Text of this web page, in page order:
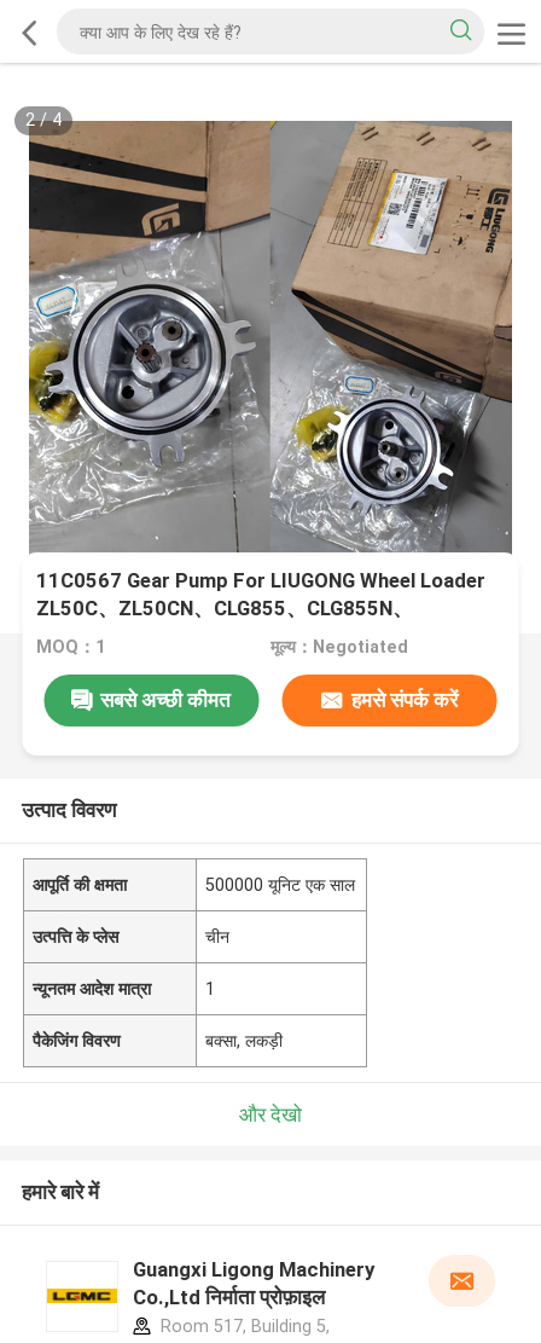
2/4
11C0567 Gear Pump For LIUGONG Wheel Loader
ZL50C、ZL50CN、CLG855、CLG855N、
CLG856、CLG856H、CLG856III
MOQ：1 मूल्य：Negotiated
सबसे अच्छी कीमत हमसे संपर्क करें
उत्पाद विवरण
आपूर्ति की क्षमता 500000 यूनिट एक साल
उत्पत्ति के प्लेस चीन
न्यूनतम आदेश मात्रा 1
पैकेजिंग विवरण बक्सा, लकड़ी
और देखो
हमारे बारे में
Guangxi Ligong Machinery
Co.,Ltd निर्माता प्रोफ़ाइल
Room 517, Building 5,